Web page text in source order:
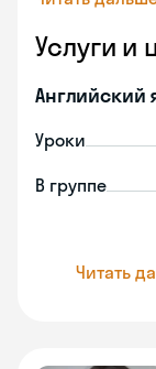
Услуги и
Английский
Уроки
В группе
Читать